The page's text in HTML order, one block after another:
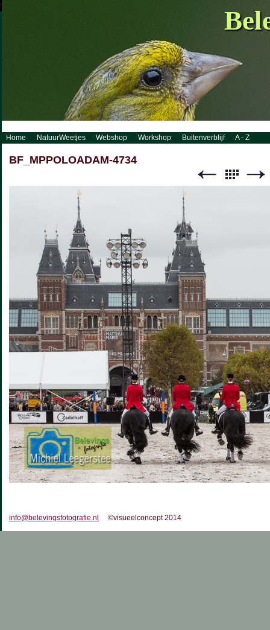
http://www.visueelconcept.nl/sitemap.xml.gz
Home NatuurWeetjes Webshop Workshop Buitenverblijf A - Z
BF_MPPOLOADAM-4734
info@belevingsfotografie.nl ©visueelconcept 2014